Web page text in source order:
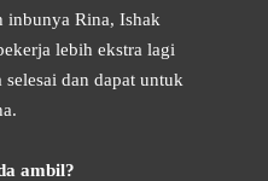
inbunya Rina, Ishak
lebih ekstra lagi
selesai dan dapat untuk
ambil?